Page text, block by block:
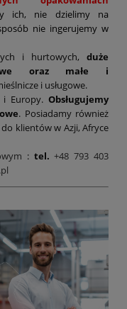
ich, nie dzielimy na
nie ingerujemy w
i hurtowych, duże
oraz małe i
i usługowe.
i Europy. Obsługujemy
. Posiadamy również
klientów w Azji, Afryce
: tel.+48 793 403